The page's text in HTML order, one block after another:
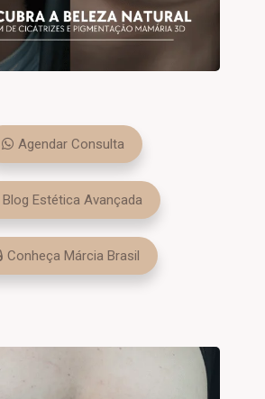
Agendar Consulta
Blog Estética Avançada
Conheça Márcia Brasil